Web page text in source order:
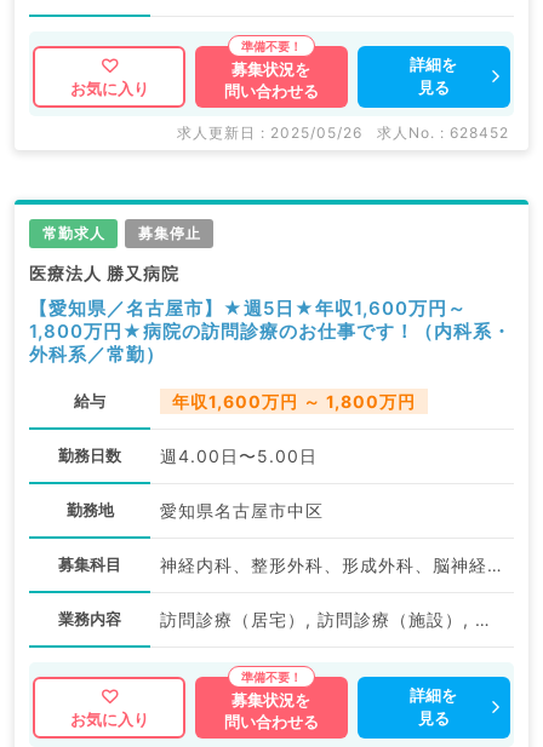
お気に入り
募集状況を
問い合わせる
詳細を
見る
求人更新日 : 2025/05/26 求人No. : 628452
常勤求人 募集停止
医療法人 勝又病院
【愛知県／名古屋市】★週5日★年収1,600万円～
1,800万円★病院の訪問診療のお仕事です！（内科系・
外科系／常勤）
給与 年収1,600万円 ～ 1,800万円
勤務日数 週4.00日〜5.00日
勤務地 愛知県名古屋市中区
募集科目 神経内科、整形外科、形成外科、脳神経外科、呼吸器外科、心臓血管外科、泌尿器科、一般内科、循環器内科、呼吸器内科、消化器内科、内分泌・代謝内科、腎臓内科、老年内科、血液内科、外科系全般、一般外科、消化器外科、乳腺外科、膠原病科、大腸・肛門外科
業務内容 訪問診療（居宅）, 訪問診療（施設）, その他, 訪問診療（居宅）, 訪問診療（居宅）
お気に入り
募集状況を
問い合わせる
詳細を
見る